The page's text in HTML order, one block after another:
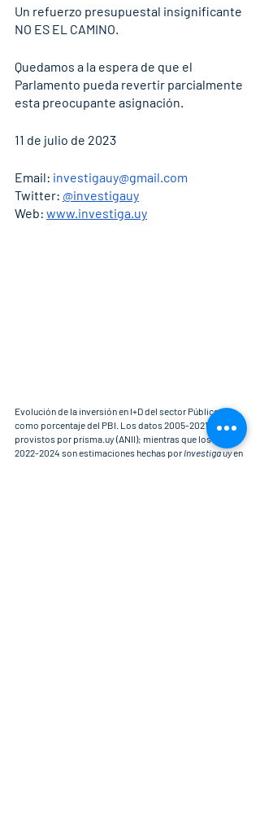
Un refuerzo presupuestal insignificante
NO ES EL CAMINO.
Quedamos a la espera de que el
Parlamento pueda revertir parcialmente
esta preocupante asignación.
11 de julio de 2023
Email: investigauy@gmail.com
Twitter: @investigauy
Web: www.investiga.uy
Evolución de la inversión en I+D del sector Público
como porcentaje del PBI. Los datos 2005-2021 son
provistos por prisma.uy (ANII); mientras que los datos
2022-2024 son estimaciones hechas por Investiga uy en